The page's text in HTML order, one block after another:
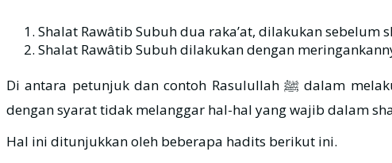
Shalat Rawâtib Subuh dua raka’at, dilakukan
Shalat Rawâtib Subuh dilakukan dengan
Di antara petunjuk dan contoh Rasulullah ﷺ dalam melakukan dua raka’at Rawâtib Subuh, ialah dengan meringankannya, tidak memanjangkan bacaannya, dan
dengan syarat tidak melanggar hal-hal yang wajib dalam
Hal ini ditunjukkan oleh beberapa hadits berikut ini.